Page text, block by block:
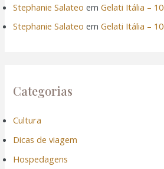
Stephanie Salateo emGelati Itália –
Stephanie Salateo emGelati Itália –
Categorias
Cultura
Dicas de viagem
Hospedagens